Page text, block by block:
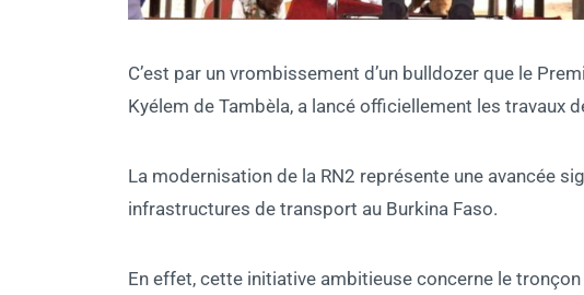
C’est par un vrombissement d’un bulldozer que le
Kyélem de Tambèla, a lancé officiellement les travaux
La modernisation de la RN2 représente une avancée
infrastructures de transport au Burkina Faso.
En effet, cette initiative ambitieuse concerne le